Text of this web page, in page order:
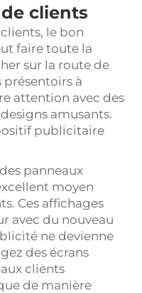
clients
le bon
faire toute la
sur la route de
présentoirs à
attention avec des
amusants.
publicitaire
panneaux
moyen
Ces affichages
avec du nouveau
ne devienne
des écrans
clients
de manière